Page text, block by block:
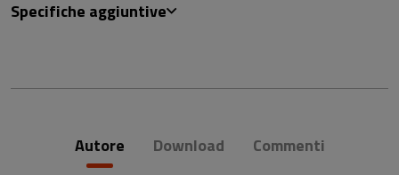
Specifiche aggiuntive
Autore Download Commenti